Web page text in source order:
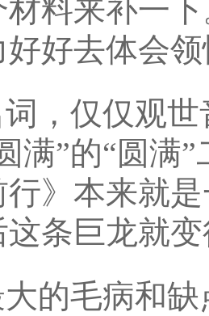
材料来补一
好去体会
，仅仅观
满”的“圆满
行》本来就
条巨龙就变
的毛病和